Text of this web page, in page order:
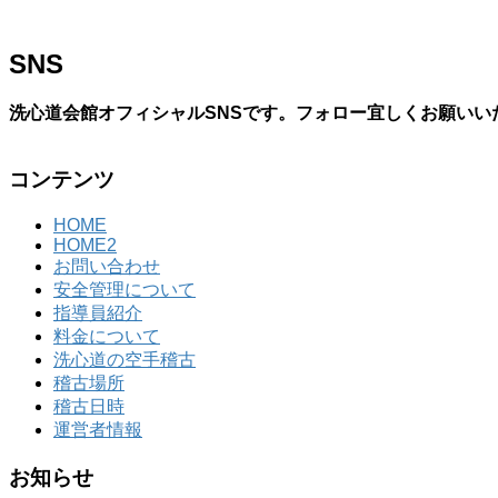
SNS
洗心道会館オフィシャルSNSです。フォロー宜しくお願いい
コンテンツ
HOME
HOME2
お問い合わせ
安全管理について
指導員紹介
料金について
洗心道の空手稽古
稽古場所
稽古日時
運営者情報
お知らせ